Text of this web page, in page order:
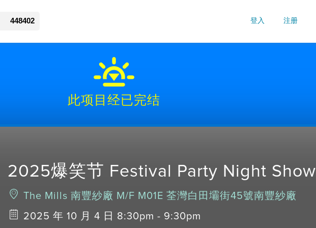
448402 登入 注册
此项目经已完结
2025爆笑节 Festival Party Night Show
The Mills 南豐紗廠 M/F M01E 荃灣白田壩街45號南豐紗廠
2025 年 10 月 4 日 8:30pm - 9:30pm